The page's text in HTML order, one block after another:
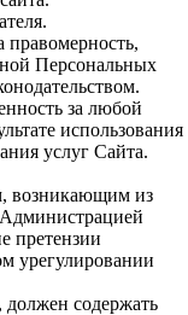
правомерность,
Персональных
за любой
использования
услуг Сайта.
возникающим из
претензии
урегулировании
должен содержать